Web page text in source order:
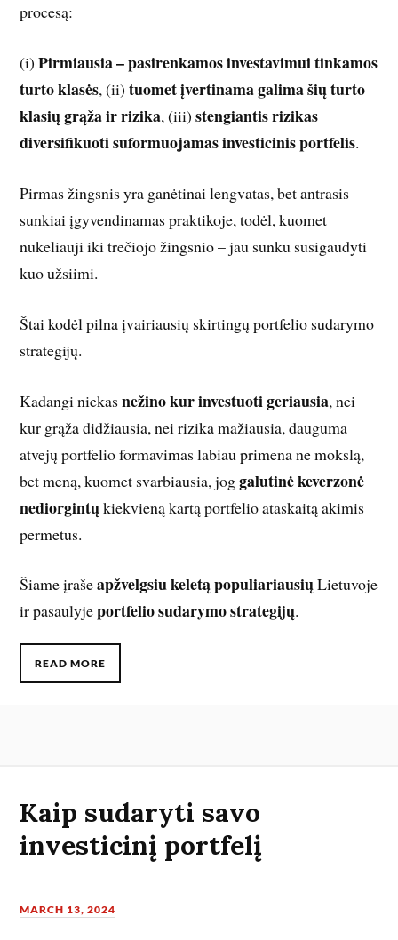
procesą:
(i)Pirmiausia – pasirenkamos investavimui tinkamos
turto klasės, (ii)tuomet įvertinama galima šių turto
klasių grąža ir rizika, (iii)stengiantis rizikas
diversifikuoti suformuojamas investicinis portfelis.
Pirmas žingsnis yra ganėtinai lengvatas, bet antrasis –
sunkiai įgyvendinamas praktikoje, todėl, kuomet
nukeliauji iki trečiojo žingsnio – jau sunku susigaudyti
kuo užsiimi.
Štai kodėl pilna įvairiausių skirtingų portfelio sudarymo
strategijų.
Kadangi niekasnežino kur investuoti geriausia, nei
kur grąža didžiausia, nei rizika mažiausia, dauguma
atvejų portfelio formavimas labiau primena ne mokslą,
bet meną, kuomet svarbiausia, joggalutinė keverzonė
nediorgintųkiekvieną kartą portfelio ataskaitą akimis
permetus.
Šiame įrašeapžvelgsiu keletą populiariausiųLietuvoje
ir pasaulyjeportfelio sudarymo strategijų.
READ MORE
Kaip sudaryti savo
investicinį portfelį
MARCH 13, 2024